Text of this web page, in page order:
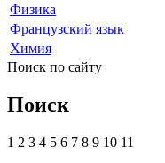
Физика
Французский язык
Химия
Поиск по сайту
Поиск
1 2 3 4 5 6 7 8 9 10 11